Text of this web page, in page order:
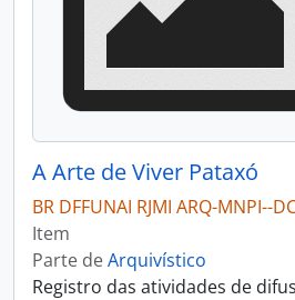
A Arte de Viver Pataxó
BR DFFUNAI RJMI ARQ-MNPI--
Item
Parte deArquivístico
Registro das atividades de